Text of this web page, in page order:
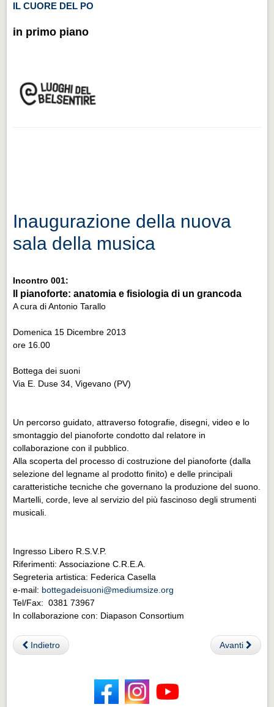
IL CUORE DEL PO
in primo piano
Inaugurazione della nuova
sala della musica
Incontro 001:
Il pianoforte: anatomia e fisiologia di un grancoda
A cura di Antonio Tarallo
Domenica 15 Dicembre 2013
ore 16.00
Bottega dei suoni
Via E. Duse 34, Vigevano (PV)
Un percorso guidato, attraverso fotografie, disegni, video e lo
smontaggio del pianoforte condotto dal relatore in
collaborazione con il pubblico.
Alla scoperta del processo di costruzione del pianoforte (dalla
selezione del legname al prodotto finito) e delle principali
caratteristiche tecniche che governano la produzione del suono.
Martelli, corde, leve al servizio del più fascinoso degli strumenti
musicali.
Ingresso Libero R.S.V.P.
Riferimenti: Associazione C.R.E.A.
Segreteria artistica: Federica Casella
e-mail: bottegadeisuoni@mediumsize.org
Tel/Fax: 0381 73967
In collaborazione con: Diapason Consortium
Indietro Avanti